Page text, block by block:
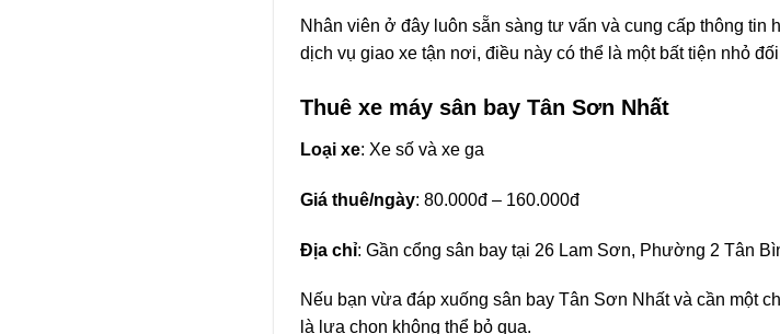
Nhân viên ở đây luôn sẵn sàng tư vấn và cung cấp thông tin
dịch vụ giao xe tận nơi, điều này có thể là một bất tiện nhỏ
Thuê xe máy sân bay Tân Sơn Nhất
Loại xe: Xe số và xe ga
Giá thuê/ngày: 80.000đ – 160.000đ
Địa chỉ: Gần cổng sân bay tại 26 Lam Sơn, Phường 2 Tân
Nếu bạn vừa đáp xuống sân bay Tân Sơn Nhất và cần một
là lựa chọn không thể bỏ qua.